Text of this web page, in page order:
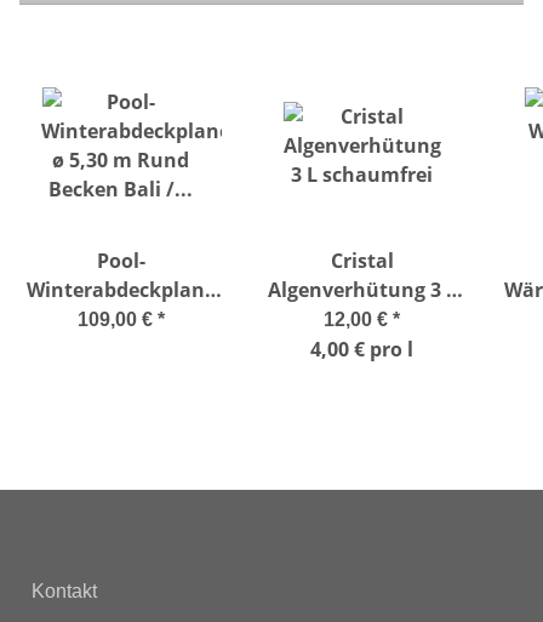
Pool-
Winterabdeckplane
ø 5,30 m Rund
109,00 € *
Cristal
Algenverhütung 3 L
schaumfrei
12,00 € *
4,00 € pro l
Kontakt